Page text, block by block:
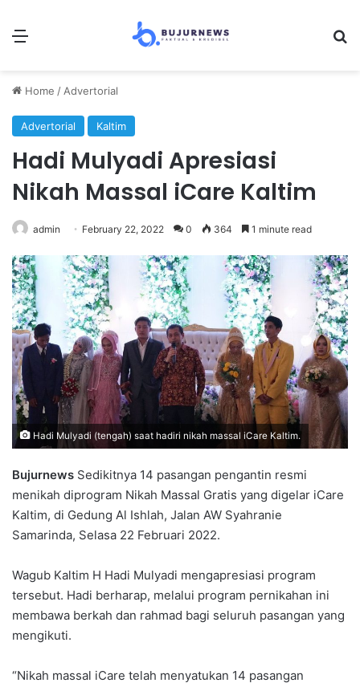
Menu
Home / Advertorial
Advertorial Kaltim
Hadi Mulyadi Apresiasi
Nikah Massal iCare Kaltim
admin February 22, 2022 0 364 1 minute read
Hadi Mulyadi (tengah) saat hadiri nikah massal iCare Kaltim.
Bujurnews Sedikitnya 14 pasangan pengantin resmi
menikah diprogram Nikah Massal Gratis yang digelar iCare
Kaltim, di Gedung Al Ishlah, Jalan AW Syahranie
Samarinda, Selasa 22 Februari 2022.
Wagub Kaltim H Hadi Mulyadi mengapresiasi program
tersebut. Hadi berharap, melalui program pernikahan ini
membawa berkah dan rahmad bagi seluruh pasangan yang
mengikuti.
“Nikah massal iCare telah menyatukan 14 pasangan